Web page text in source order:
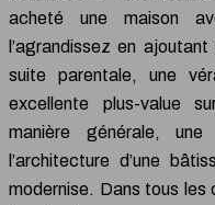
acheté une maison
l’agrandissez en
suite parentale, une
excellente plus-value
manière générale,
l’architecture d’une
modernise. Dans tous les